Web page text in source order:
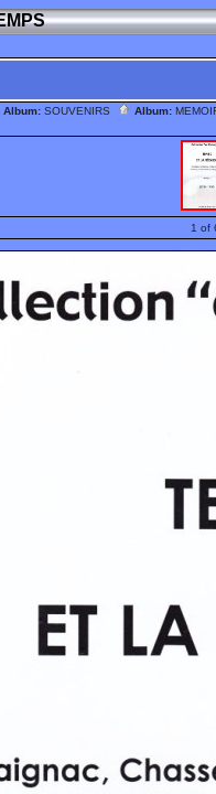
Album: SOUVENIRS Album:
1 of